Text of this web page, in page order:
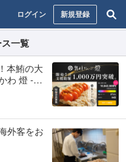
ログイン 新規登録
ス一覧
本鮪の大
わ 燈 -
を銀座か
外客をお